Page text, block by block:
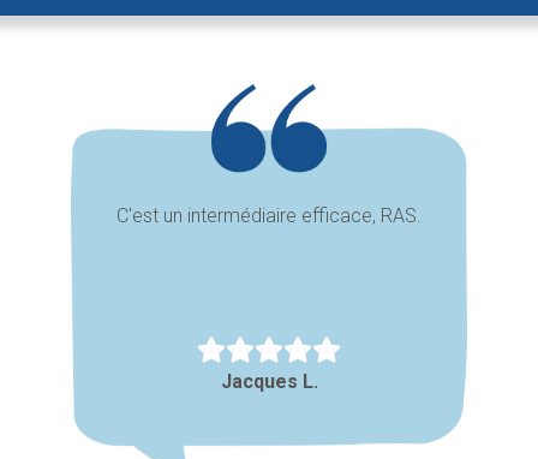
C'est un intermédiaire efficace, RAS.
Jacques L.